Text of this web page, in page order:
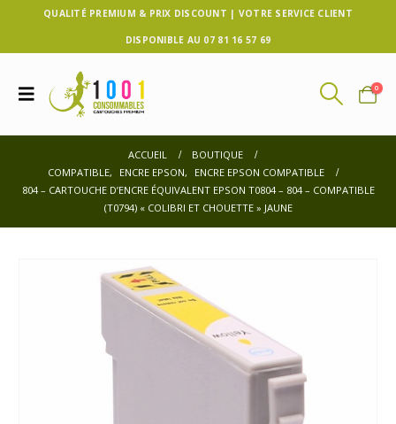
QUALITÉ PREMIUM & PRIX DISCOUNT | VOTRE SERVICE CLIENT
DISPONIBLE AU 07 81 16 57 69
0
ACCUEIL
BOUTIQUE
COMPATIBLE, ENCRE EPSON,
ENCRE EPSON COMPATIBLE
804 – CARTOUCHE D’ENCRE ÉQUIVALENT EPSON T0804 – 804 – COMPATIBLE
(T0794) « COLIBRI ET CHOUETTE » JAUNE